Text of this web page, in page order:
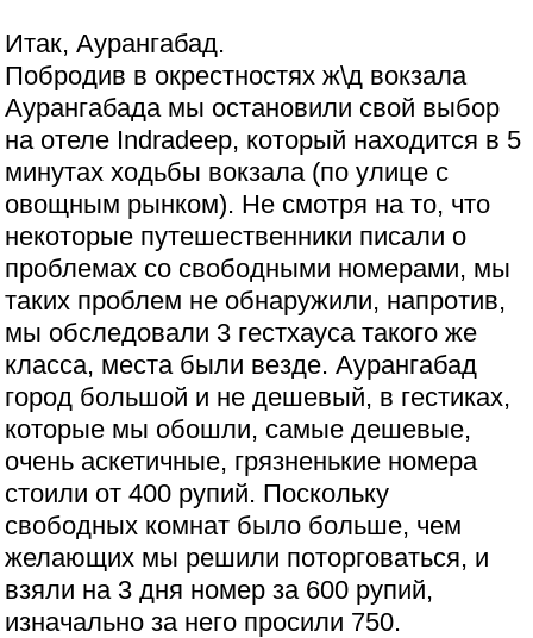
Итак, Аурангабад.
Побродив в окрестностях ж\д вокзала
Аурангабада мы остановили свой выбор
на отеле Indradeep, который находится в 5
минутах ходьбы вокзала (по улице с
овощным рынком). Не смотря на то, что
некоторые путешественники писали о
проблемах со свободными номерами, мы
таких проблем не обнаружили, напротив,
мы обследовали 3 гестхауса такого же
класса, места были везде. Аурангабад
город большой и не дешевый, в гестиках,
которые мы обошли, самые дешевые,
очень аскетичные, грязненькие номера
стоили от 400 рупий. Поскольку
свободных комнат было больше, чем
желающих мы решили поторговаться, и
взяли на 3 дня номер за 600 рупий,
изначально за него просили 750.